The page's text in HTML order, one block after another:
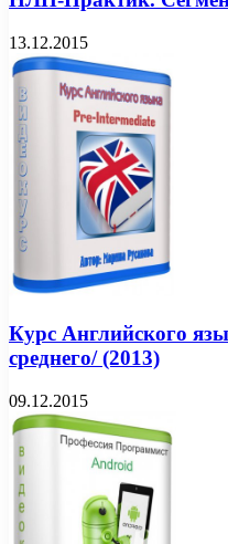
13.12.2015
Курс Английского
среднего/ (2013)
09.12.2015